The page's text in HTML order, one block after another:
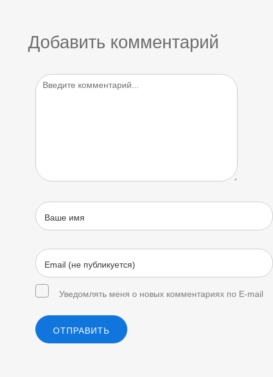
Добавить комментарий
Уведомлять меня о новых комментариях по E-mail
ОТПРАВИТЬ